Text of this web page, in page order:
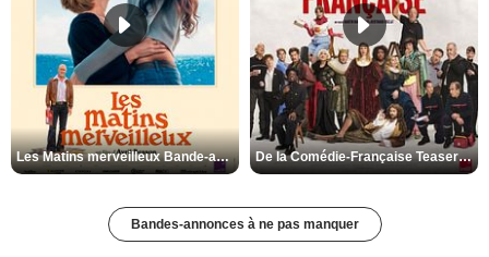
Les Matins merveilleux Bande-annonce VF De la Comédie-Française Teaser VF
Bandes-annonces à ne pas manquer